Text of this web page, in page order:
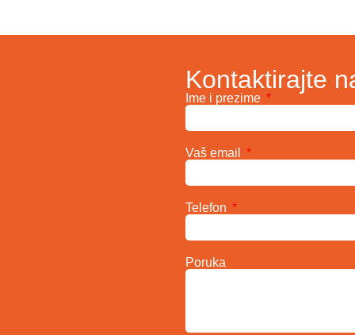
Kontaktirajte
Ime i prezime
Vaš email
Telefon
Poruka